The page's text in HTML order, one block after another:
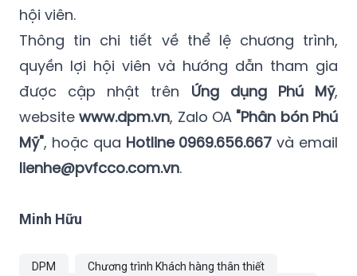
hội viên.
Thông tin chi tiết về thể lệ chương trình,
quyền lợi hội viên và hướng dẫn tham gia
được cập nhật trên Ứng dụng Phú Mỹ,
websitewww.dpm.vn, Zalo OA "Phân bón Phú
Mỹ", hoặc qua Hotline 0969.656.667 và email
lienhe@pvfcco.com.vn.
Minh Hữu
DPM
Chương trình Khách hàng thân thiết